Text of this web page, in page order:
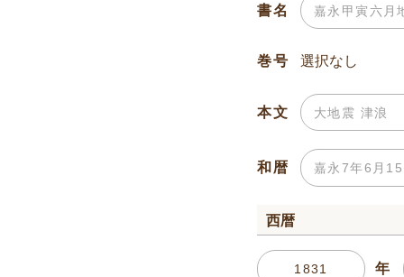
書名
巻号
本文
和暦
西暦
年